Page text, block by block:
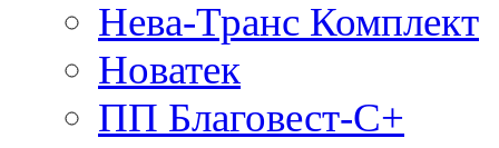
Нева-Транс Комплект
Новатек
ПП Благовест-С+